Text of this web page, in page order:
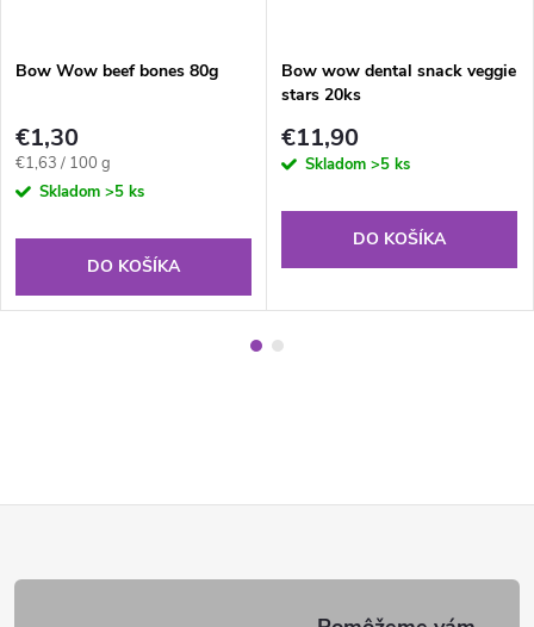
Bow Wow beef bones 80g
€1,30
Jednotková
cena:
€1,63 / 100 g
Skladom >5 ks
DO KOŠÍKA
Bow wow dental snack veggie
stars 20ks
€11,90
Skladom >5 ks
DO KOŠÍKA
á